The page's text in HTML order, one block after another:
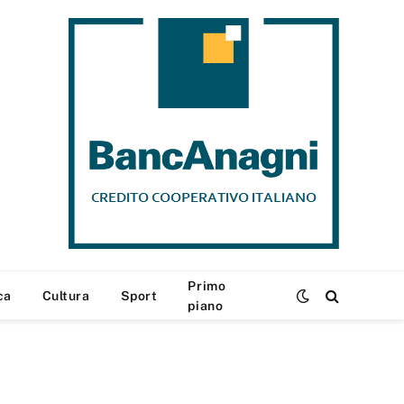
Cultura Sport
Primo
piano